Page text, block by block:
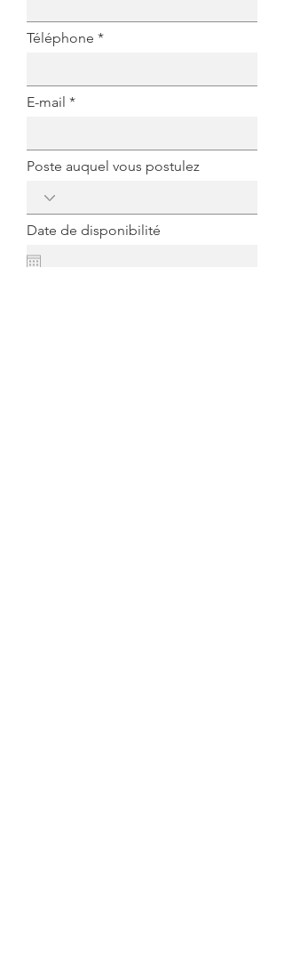
Téléphone
E-mail
Poste auquel vous postulez
Date de disponibilité